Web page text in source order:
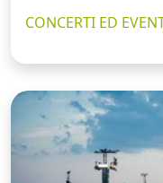
CONCERTI ED